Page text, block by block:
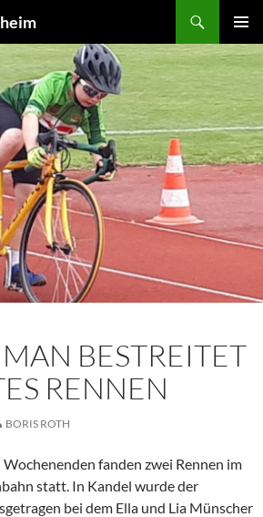
MENÜ
BESTREITET
RENNEN
BORIS ROTH
fanden zwei Rennen im
statt. In Kandel wurde der
bei dem Ella und Lia Münscher